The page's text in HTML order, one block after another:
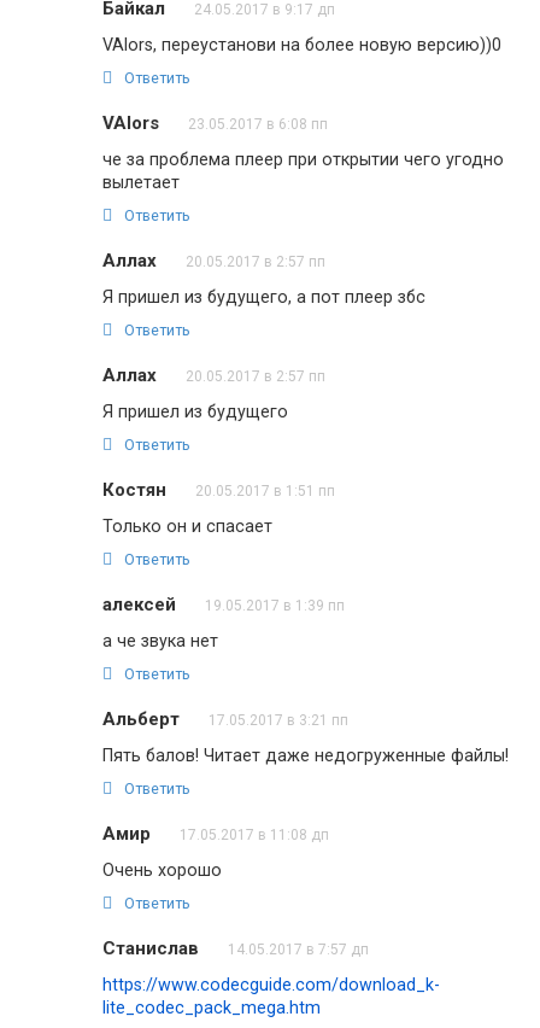
Байкал 24.05.2017 в 9:17 дп
VAlors, переустанови на более новую версию))0
Ответить
VAlors 23.05.2017 в 6:08 пп
че за проблема плеер при открытии чего угодно
вылетает
Ответить
Аллах 20.05.2017 в 2:57 пп
Я пришел из будущего, а пот плеер збс
Ответить
Аллах 20.05.2017 в 2:57 пп
Я пришел из будущего
Ответить
Костян 20.05.2017 в 1:51 пп
Только он и спасает
Ответить
алексей 19.05.2017 в 1:39 пп
а че звука нет
Ответить
Альберт 17.05.2017 в 3:21 пп
Пять балов! Читает даже недогруженные файлы!
Ответить
Амир 17.05.2017 в 11:08 дп
Очень хорошо
Ответить
Станислав 14.05.2017 в 7:57 дп
https://www.codecguide.com/download_k-
lite_codec_pack_mega.htm